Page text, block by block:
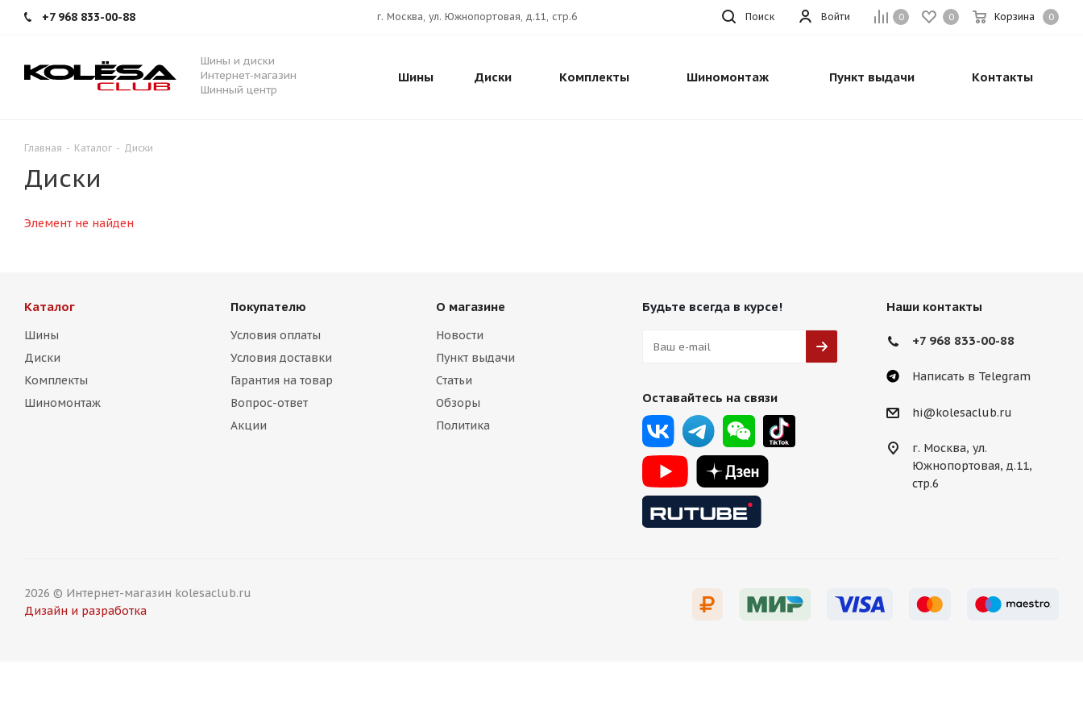
+7 968 833-00-88 0 0 Корзина 0
Войти
г. Москва, ул. Южнопортовая, д.11, стр.6 Поиск
Шины и диски
Интернет-магазин
Шинный центр
Шины Диски Комплекты Шиномонтаж Пункт выдачи Контакты
Главная - Каталог - Диски
Диски
Элемент не найден
Каталог
Шины
Диски
Комплекты
Шиномонтаж
Покупателю
Условия оплаты
Условия доставки
Гарантия на товар
Вопрос-ответ
Акции
О магазине
Новости
Пункт выдачи
Статьи
Обзоры
Политика
Будьте всегда в курсе!
Оставайтесь на связи
Наши контакты
+7 968 833-00-88
Написать в Telegram
hi@kolesaclub.ru
г. Москва, ул.
Южнопортовая, д.11,
стр.6
2026 © Интернет-магазин kolesaclub.ru
Дизайн и разработка